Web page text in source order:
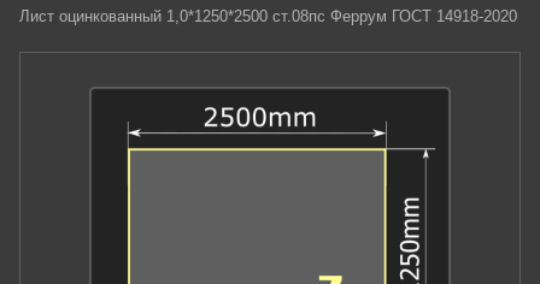
Лист оцинкованный 1,0*1250*2500 ст.08пс Феррум ГОСТ 14918-2020